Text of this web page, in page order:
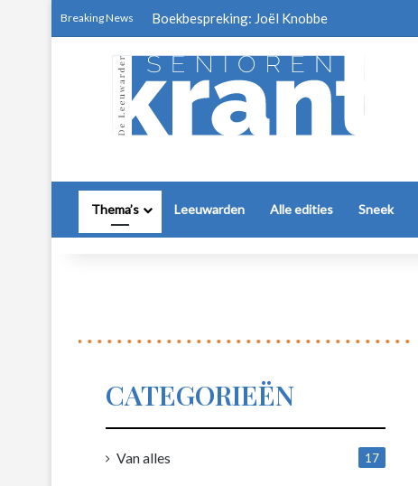
Breaking News Boekbespreking: Joël Knobbe
Thema’s Leeuwarden Alle edities Sneek
CATEGORIEËN
Van alles
17